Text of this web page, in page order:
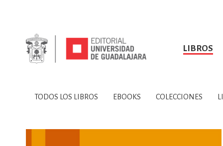
LIBROS
TODOS LOS LIBROS
SOBRE NOSOTROS HISTORIA
CIENCIAS DE LA
TODOS LOS LIBROS EBOOKS COLECCIONES